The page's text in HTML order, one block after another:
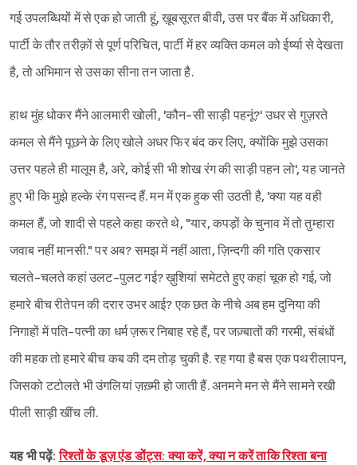
गई उपलब्धियों में से एक हो जाती हूं, ख़ूबसूरत बीवी, उस पर बैंक में अधिकारी,
पार्टी के तौर तरीक़ों से पूर्ण परिचित, पार्टी में हर व्यक्ति कमल को ईर्ष्या से देखता
है, तो अभिमान से उसका सीना तन जाता है.
हाथ मुंह धोकर मैंने आलमारी खोली, 'कौन-सी साड़ी पहनूं?' उधर से गुज़रते
कमल से मैंने पूछने के लिए खोले अधर फिर बंद कर लिए, क्योंकि मुझे उसका
उत्तर पहले ही मालूम है, अरे, कोई सी भी शोख रंग की साड़ी पहन लो', यह जानते
हुए भी कि मुझे हल्के रंग पसन्द हैं. मन में एक हुक सी उठती है, 'क्या यह वही
कमल हैं, जो शादी से पहले कहा करते थे, "यार, कपड़ों के चुनाव में तो तुम्हारा
जवाब नहीं मानसी." पर अब? समझ में नहीं आता, ज़िन्दगी की गति एकसार
चलते-चलते कहां उलट-पुलट गई? ख़ुशियां समेटते हुए कहां चूक हो गई, जो
हमारे बीच रीतेपन की दरार उभर आई? एक छत के नीचे अब हम दुनिया की
निगाहों में पति-पत्नी का धर्म ज़रूर निबाह रहे हैं, पर जज़्बातों‌ की‌ गरमी, संबंधों
की महक तो हमारे बीच कब की दम तोड़ चुकी है. रह गया है बस एक पथरीलापन,
जिसको टटोलते भी उंगलियां ज़ख़्मी हो जाती हैं. अनमने मन से मैंने सामने रखी
पीली साड़ी खींच ली.
यह भी पढ़ें:रिश्तों के डूज़ एंड डोंट्स: क्या करें, क्या न करें ताकि रिश्ता बना